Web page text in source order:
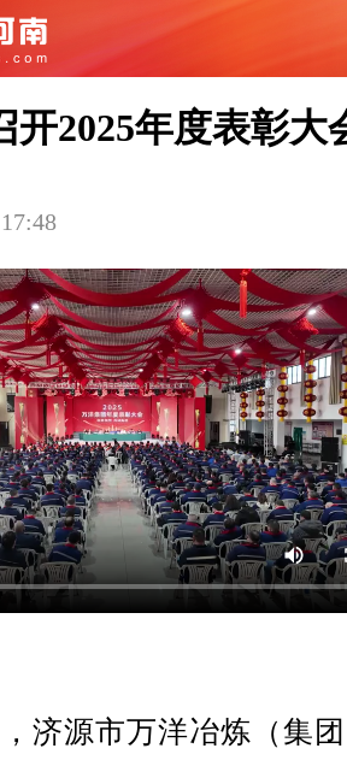
开2025年度表彰大
源市万洋冶炼（集团